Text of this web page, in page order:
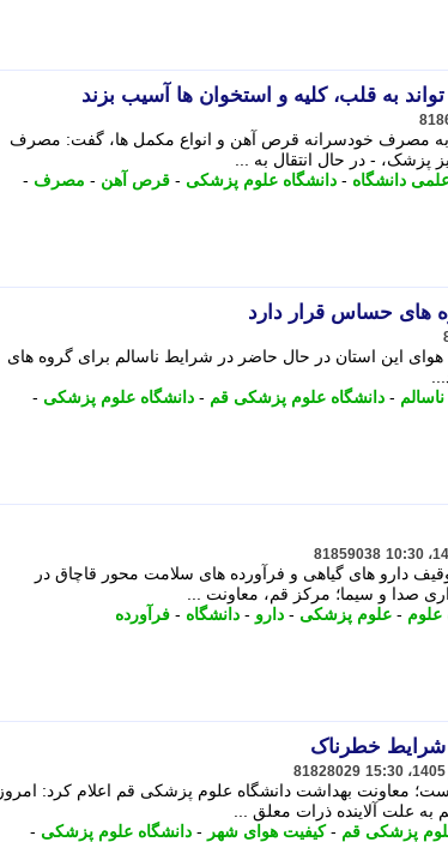
به قلب، کلیه و استخوان ها آسیب بزند
مصرف خودسرانه قرص آهن و انواع مکمل ها، گفت: مصرف
پزشک، - در ﺣﺎل اﻧﺘﻘﺎل ﺑﻪ ...
دانشگاه - دانشگاه علوم پزشکی - قرص آهن - مصرف -
های حساس قرار دارد
این استان در حال حاضر در شرایط ناسالم برای گروه های
- دانشگاه علوم پزشکی قم - دانشگاه علوم پزشکی -
81859038
دارو های گیاهی و فرآورده های سلامت محور قاچاق در
صدا و سیما؛ مرکز قم، معاونت ...
علوم - علوم پزشکی - دارو - دانشگاه - فرآورده
81828029
معاونت بهداشت دانشگاه علوم پزشکی قم اعلام کرد: امروز
پزشکی قم -کیفیت هوای شهر - دانشگاه علوم پزشکی -